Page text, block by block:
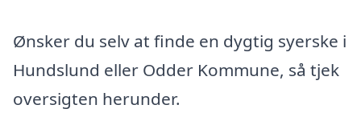
Ønsker du selv at finde en dygtig syerske i
Hundslund eller Odder Kommune, så tjek
oversigten herunder.